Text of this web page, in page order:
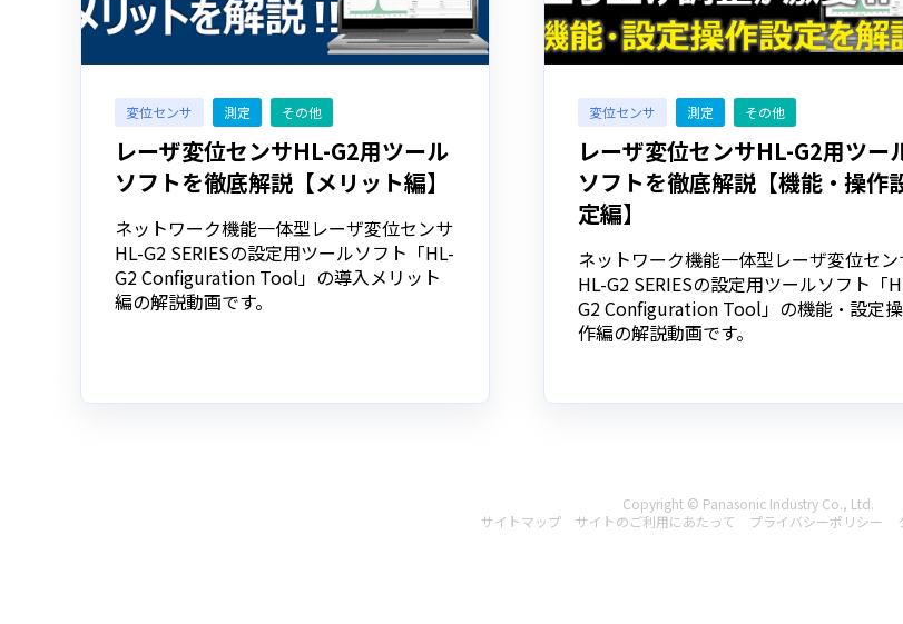
変位センサ 測定 その他
レーザ変位センサHL-G2用ツール
ソフトを徹底解説【メリット編】
ネットワーク機能一体型レーザ変位センサ
HL-G2 SERIESの設定用ツールソフト「HL-
G2 Configuration Tool」の導入メリット
編の解説動画です。
変位センサ 測定 その他
レーザ変位センサHL-G2用ツー
ソフトを徹底解説【機能・操作
定編】
ネットワーク機能一体型レーザ変位セ
HL-G2 SERIESの設定用ツールソフト「
G2 Configuration Tool」の機能・設定操
作編の解説動画です。
Copyright © Panasonic Industry Co., Ltd.
サイトマップ
サイトのご利用にあたって プライバシーポリシー